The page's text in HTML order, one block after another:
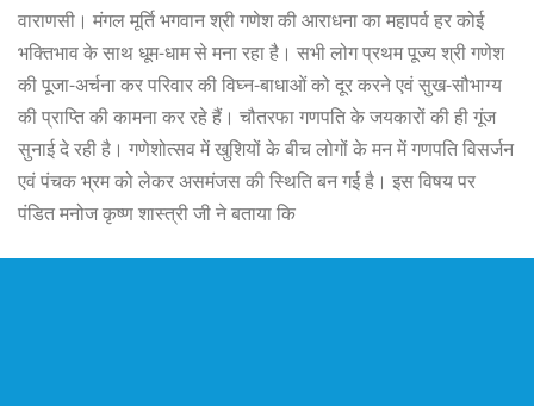
वाराणसी। मंगल मूर्ति भगवान श्री गणेश की आराधना का महापर्व हर कोई
भक्तिभाव के साथ धूम-धाम से मना रहा है। सभी लोग प्रथम पूज्य श्री गणेश
की पूजा-अर्चना कर परिवार की विघ्न-बाधाओं को दूर करने एवं सुख-सौभाग्य
की प्राप्ति की कामना कर रहे हैं। चौतरफा गणपति के जयकारों की ही गूंज
सुनाई दे रही है। गणेशोत्सव में खुशियों के बीच लोगों के मन में गणपति विसर्जन
एवं पंचक भ्रम को लेकर असमंजस की स्थिति बन गई है। इस विषय पर
पंडित मनोज कृष्ण शास्त्री जी ने बताया कि